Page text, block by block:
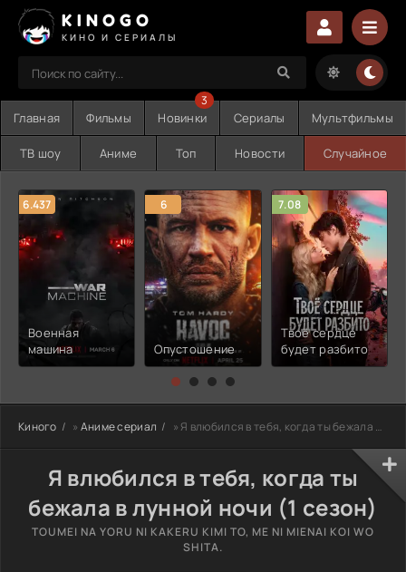
KINOGO
КИНО И СЕРИАЛЫ
Главная Фильмы Новинки
3
Сериалы Мультфильмы
ТВ шоу Аниме Топ Новости Случайное
6.437
Военная
машина
6
Опустошение
7.08
Твоё сердце
будет разбито
Киного » Аниме сериал » Я влюбился в тебя, когда ты бежала в лунной ночи
Я влюбился в тебя, когда ты
бежала в лунной ночи (1 сезон)
TOUMEI NA YORU NI KAKERU KIMI TO, ME NI MIENAI KOI WO
SHITA.